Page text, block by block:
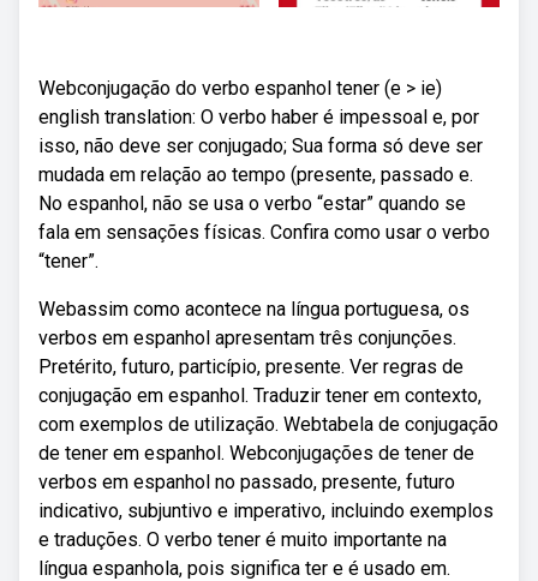
Webconjugação do verbo espanhol tener (e > ie)
english translation: O verbo haber é impessoal e, por
isso, não deve ser conjugado; Sua forma só deve ser
mudada em relação ao tempo (presente, passado e.
No espanhol, não se usa o verbo “estar” quando se
fala em sensações físicas. Confira como usar o verbo
“tener”.
Webassim como acontece na língua portuguesa, os
verbos em espanhol apresentam três conjunções.
Pretérito, futuro, particípio, presente. Ver regras de
conjugação em espanhol. Traduzir tener em contexto,
com exemplos de utilização. Webtabela de conjugação
de tener em espanhol. Webconjugações de tener de
verbos em espanhol no passado, presente, futuro
indicativo, subjuntivo e imperativo, incluindo exemplos
e traduções. O verbo tener é muito importante na
língua espanhola, pois significa ter e é usado em.